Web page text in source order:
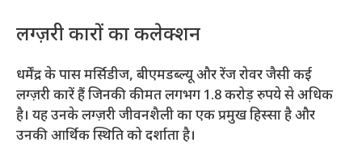
लग्ज़री कारों का कलेक्शन
धर्मेंद्र के पास मर्सिडीज, बीएमडब्ल्यू और रेंज रोवर जैसी कई
लग्ज़री कारें हैं जिनकी कीमत लगभग 1.8 करोड़ रुपये से अधिक
है। यह उनके लग्ज़री जीवनशैली का एक प्रमुख हिस्सा है और
उनकी आर्थिक स्थिति को दर्शाता है।